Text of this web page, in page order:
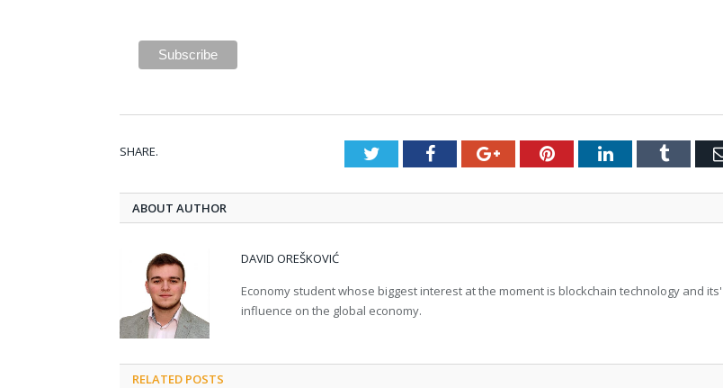
SHARE. TwitterFacebookGoogle+PinterestLinkedInTumblr
ABOUT AUTHOR
DAVID OREŠKOVIĆ
Economy student whose biggest interest at the moment is blockchain technology and its'
influence on the global economy.
RELATED POSTS